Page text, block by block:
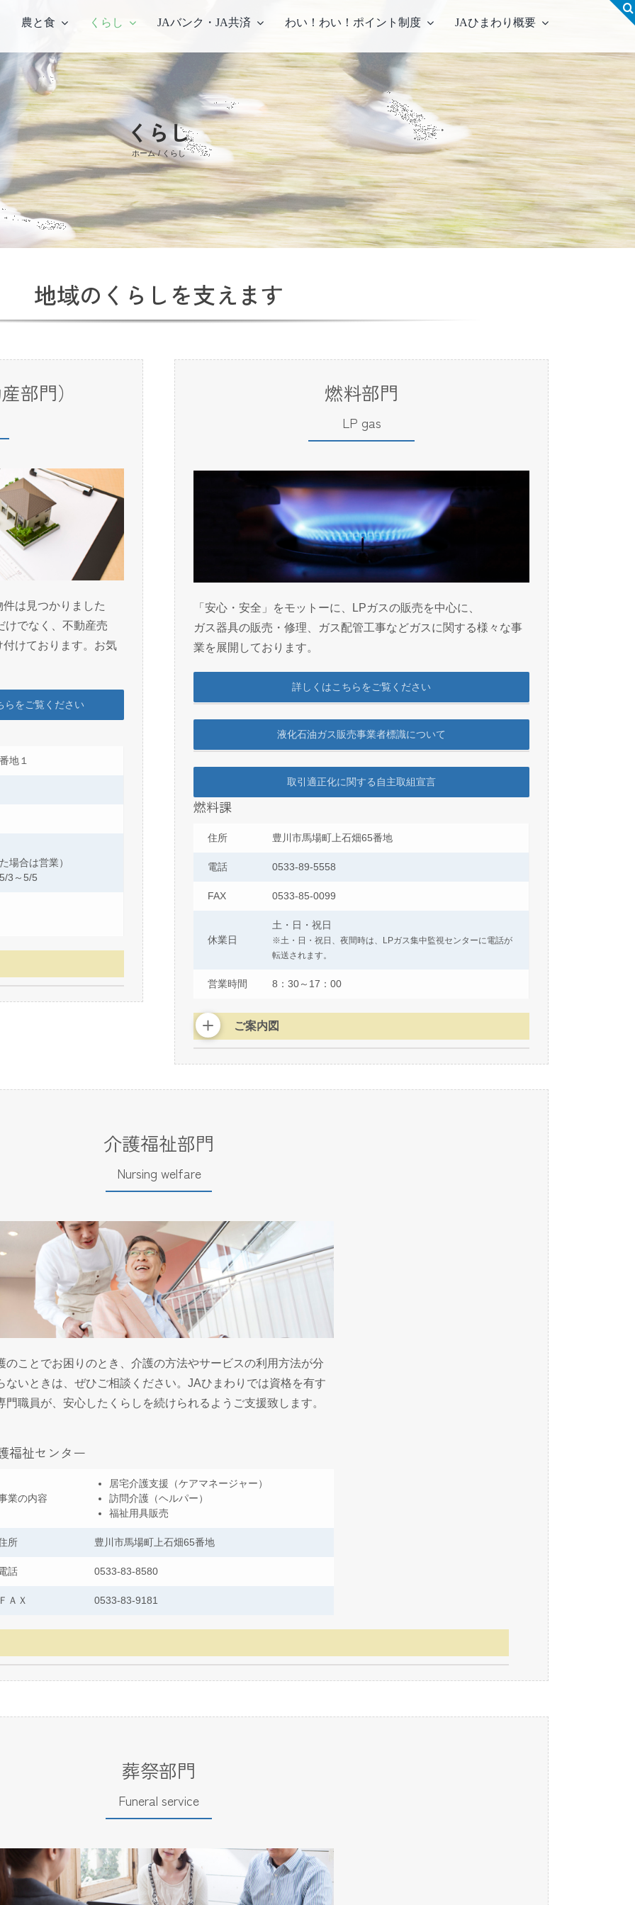
農と食
農畜産物・部会
部会のご案内
こだわり農畜産物
営農事業店舗
総合集出荷センター
営農資材センター
営農センター
農機センター
くらし JAバンク・JA共済 わい！わい！ポイント制度 JAひまわり概要
くらし
ホーム くらし
地域のくらしを支えます
部門）
は見つかりました
けでなく、不動産売
けております。お気
らをご覧ください
地１
場合は営業）
3～5/5
燃料部門
LP gas
「安心・安全」をモットーに、LPガスの販売を中心に、
ガス器具の販売・修理、ガス配管工事などガスに関する様々な事
業を展開しております。
詳しくはこちらをご覧ください
液化石油ガス販売事業者標識について
取引適正化に関する自主取組宣言
燃料課
住所 豊川市馬場町上石畑65番地
電話 0533-89-5558
FAX 0533-85-0099
休業日
土・日・祝日
※土・日・祝日、夜間時は、LPガス集中監視センターに電話が
転送されます。
営業時間 8：30～17：00
ご案内図
介護福祉部門
Nursing welfare
のことでお困りのとき、介護の方法やサービスの利用方法が分
ないときは、ぜひご相談ください。JAひまわりでは資格を有す
門職員が、安心したくらしを続けられるようご支援致します。
福祉センター
業の内容
居宅介護支援（ケアマネージャー）
訪問介護（ヘルパー）
福祉用具販売
所 豊川市馬場町上石畑65番地
話 0533-83-8580
ＡＸ 0533-83-9181
葬祭部門
Funeral service